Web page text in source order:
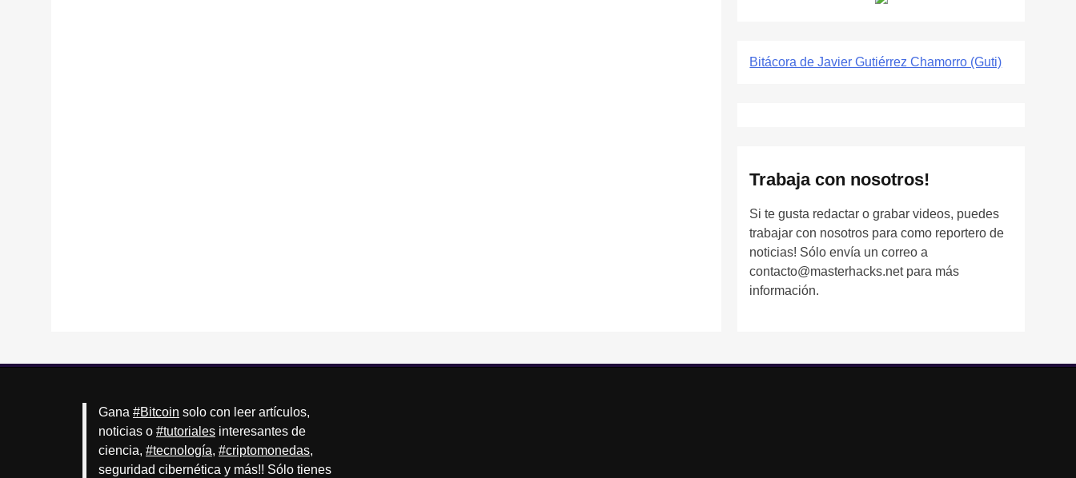
Bitácora de Javier Gutiérrez Chamorro (Guti)
Trabaja con nosotros!
Si te gusta redactar o grabar videos, puedes
trabajar con nosotros para como reportero de
noticias! Sólo envía un correo a
contacto@masterhacks.net para más
información.
Gana #Bitcoin solo con leer artículos,
noticias o #tutoriales interesantes de
ciencia, #tecnología, #criptomonedas,
seguridad cibernética y más!! Sólo tienes